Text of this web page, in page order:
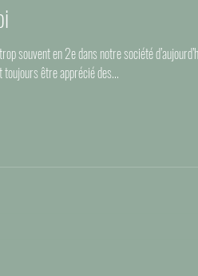
souvent en 2e dans notre société
toujours être apprécié des...